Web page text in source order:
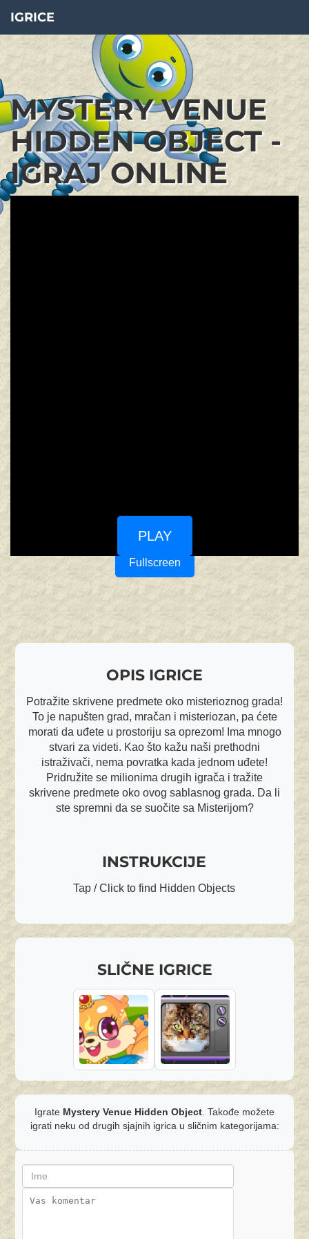
IGRICE
MYSTERY VENUE
HIDDEN OBJECT -
IGRAJ ONLINE
PLAY
Fullscreen
OPIS IGRICE
Potražite skrivene predmete oko misterioznog grada!
To je napušten grad, mračan i misteriozan, pa ćete
morati da uđete u prostoriju sa oprezom! Ima mnogo
stvari za videti. Kao što kažu naši prethodni
istraživači, nema povratka kada jednom uđete!
Pridružite se milionima drugih igrača i tražite
skrivene predmete oko ovog sablasnog grada. Da li
ste spremni da se suočite sa Misterijom?
INSTRUKCIJE
Tap / Click to find Hidden Objects
SLIČNE IGRICE
Igrate Mystery Venue Hidden Object . Takođe možete
igrati neku od drugih sjajnih igrica u sličnim kategorijama: